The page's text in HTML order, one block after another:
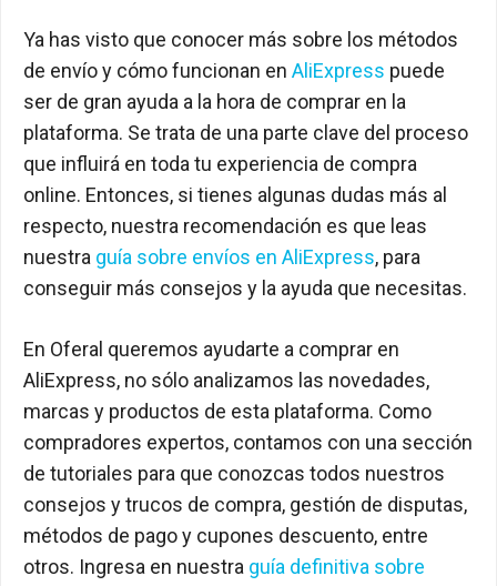
Ya has visto que conocer más sobre los métodos
de envío y cómo funcionan en AliExpress puede
ser de gran ayuda a la hora de comprar en la
plataforma. Se trata de una parte clave del proceso
que influirá en toda tu experiencia de compra
online. Entonces, si tienes algunas dudas más al
respecto, nuestra recomendación es que leas
nuestra guía sobre envíos en AliExpress, para
conseguir más consejos y la ayuda que necesitas.
En Oferal queremos ayudarte a comprar en
AliExpress, no sólo analizamos las novedades,
marcas y productos de esta plataforma. Como
compradores expertos, contamos con una sección
de tutoriales para que conozcas todos nuestros
consejos y trucos de compra, gestión de disputas,
métodos de pago y cupones descuento, entre
otros. Ingresa en nuestra guía definitiva sobre